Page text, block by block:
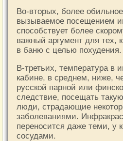
Во-вторых, более
вызываемое посещением
способствует более
важный аргумент для тех,
в баню с целью похудения.
В-третьих, температура в
кабине, в среднем, ниже,
русской парной или
следствие, посещать
люди, страдающие
заболеваниями.
переносится даже теми, у
сосудами.